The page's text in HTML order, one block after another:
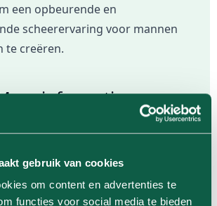
gebruik van cookies
om content en advertenties te
functies voor social media te bieden
een ​​opbeurende en
scheerervaring voor mannen
te creëren.
informatie
6153205392358
100 g